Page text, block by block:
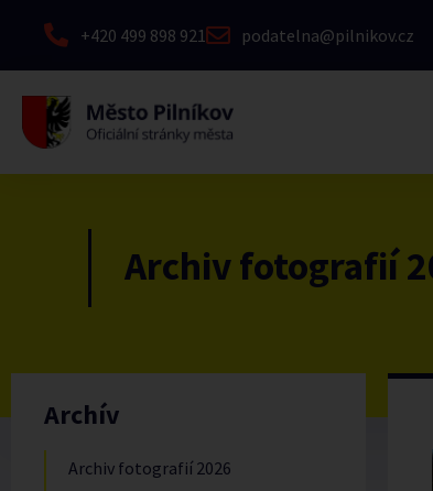
+420 499 898 921 podatelna@pilnikov.cz
Archiv fotografií
Archív
Archiv fotografií 2026